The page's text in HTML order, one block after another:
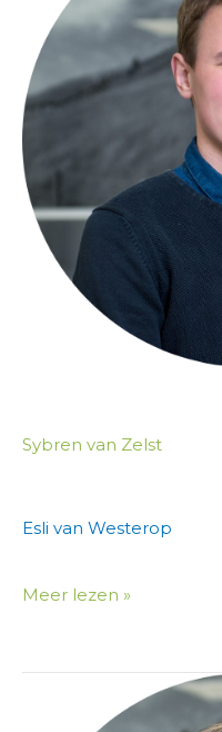
Sybren van Zelst
Esli van Westerop
Meer lezen »